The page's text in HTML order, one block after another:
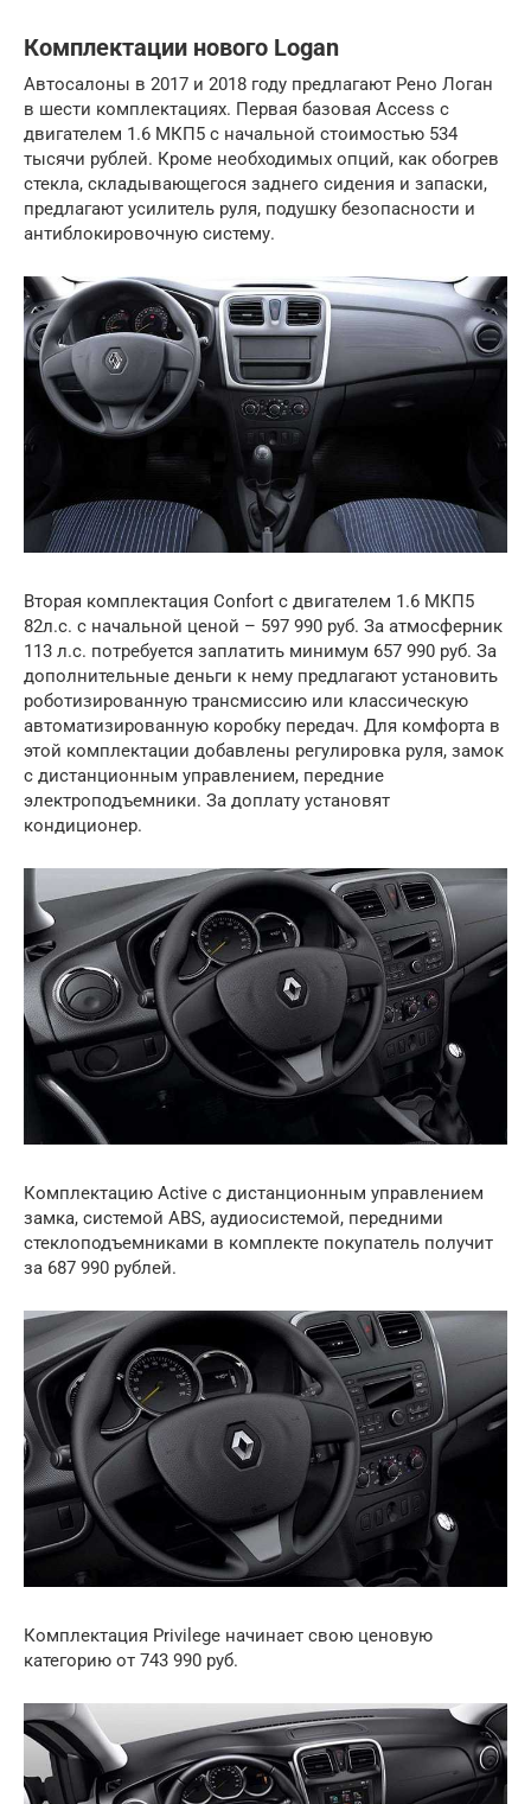
Комплектации нового Logan
Автосалоны в 2017 и 2018 году предлагают Рено Логан
в шести комплектациях. Первая базовая Access с
двигателем 1.6 МКП5 с начальной стоимостью 534
тысячи рублей. Кроме необходимых опций, как обогрев
стекла, складывающегося заднего сидения и запаски,
предлагают усилитель руля, подушку безопасности и
антиблокировочную систему.
Вторая комплектация Confort с двигателем 1.6 МКП5
82л.с. с начальной ценой – 597 990 руб. За атмосферник
113 л.с. потребуется заплатить минимум 657 990 руб. За
дополнительные деньги к нему предлагают установить
роботизированную трансмиссию или классическую
автоматизированную коробку передач. Для комфорта в
этой комплектации добавлены регулировка руля, замок
с дистанционным управлением, передние
электроподъемники. За доплату установят
кондиционер.
Комплектацию Active с дистанционным управлением
замка, системой ABS, аудиосистемой, передними
стеклоподъемниками в комплекте покупатель получит
за 687 990 рублей.
Комплектация Privilege начинает свою ценовую
категорию от 743 990 руб.